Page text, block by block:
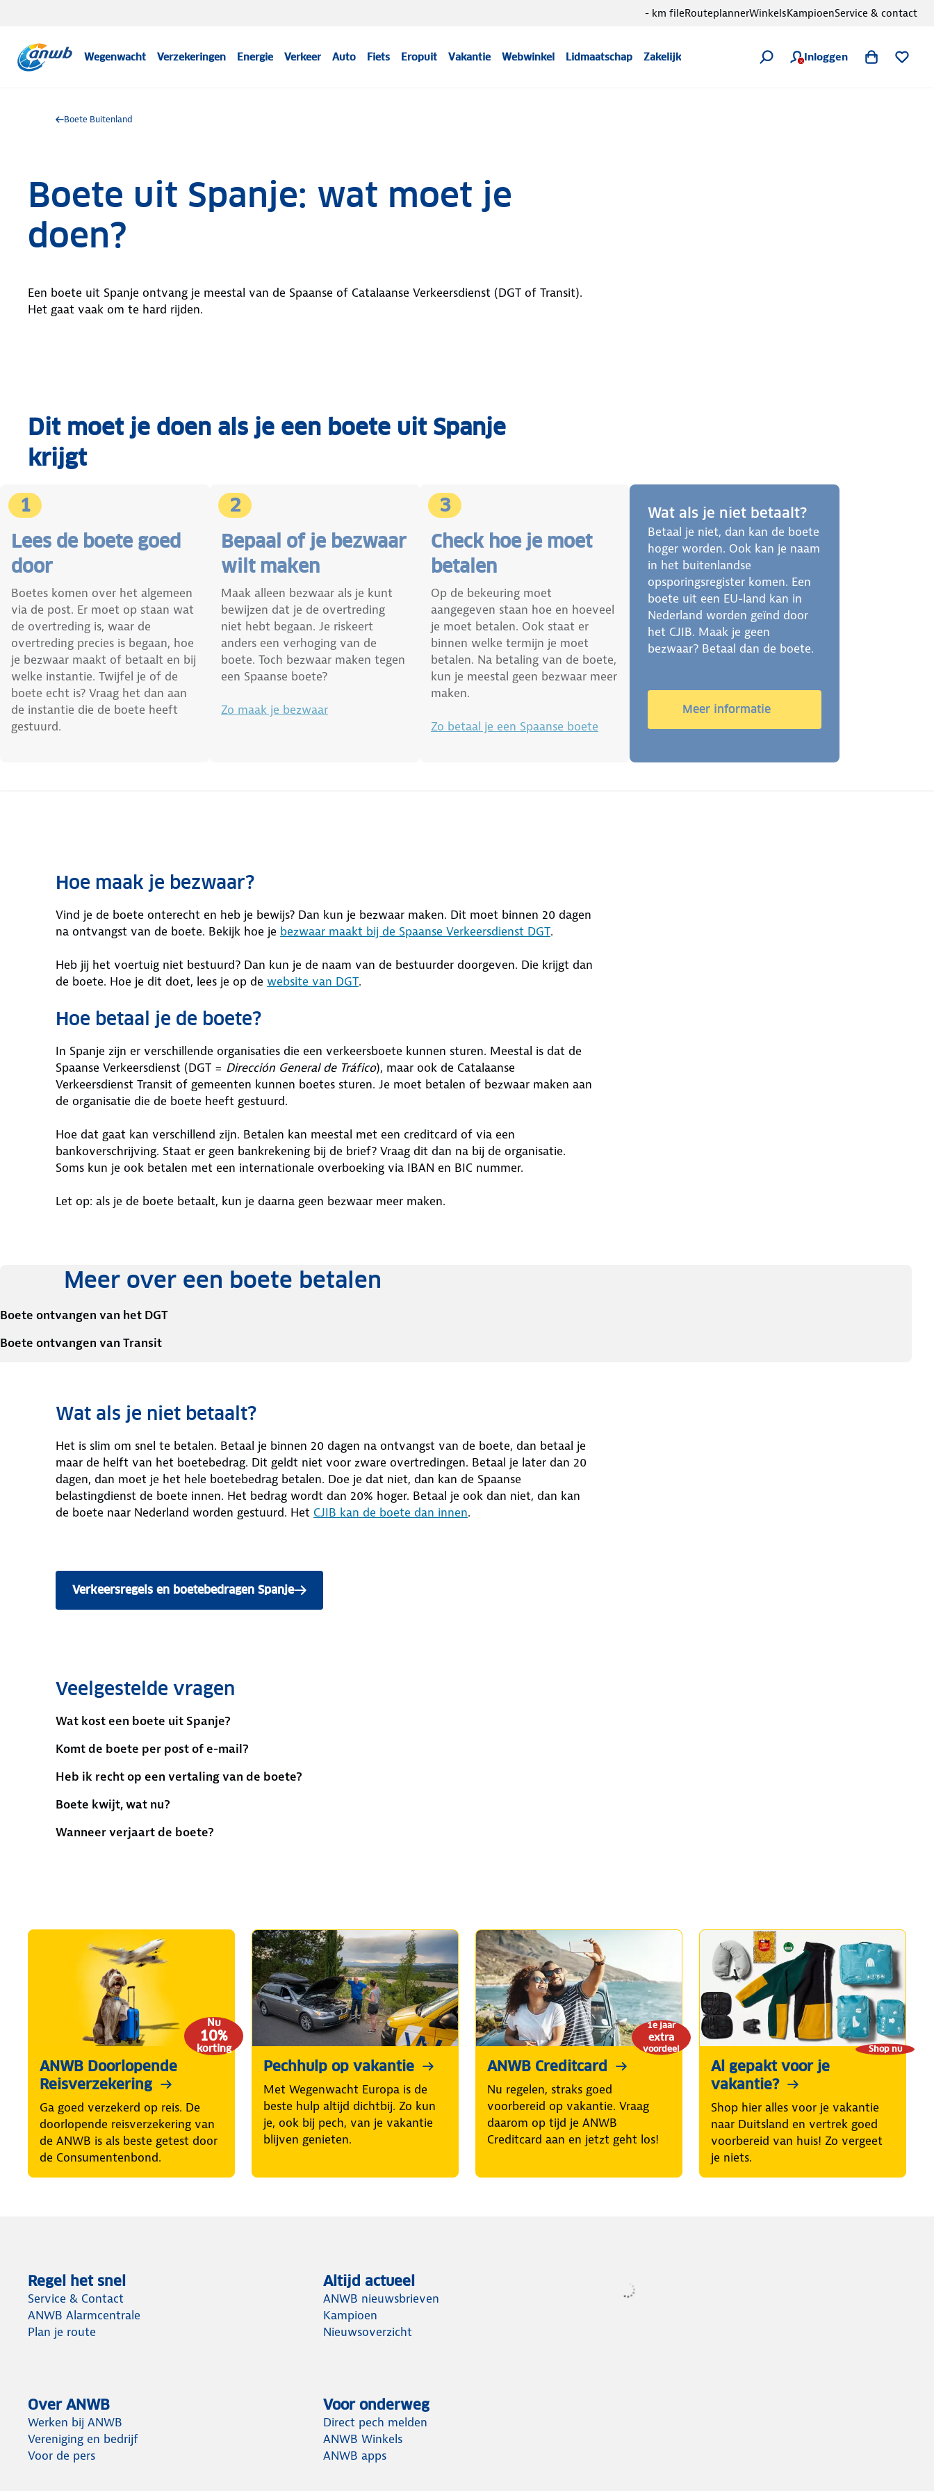
Wegenwacht Verzekeringen Energie Verkeer Auto Fiets Eropuit Vakantie Webwinkel Lidmaatschap Zakelijk Inloggen
- km fileRouteplannerWinkelsKampioenService & contact
Boete Buitenland
Boete uit Spanje: wat moet je
doen?
Een boete uit Spanje ontvang je meestal van de Spaanse of Catalaanse Verkeersdienst (DGT of Transit).
Het gaat vaak om te hard rijden.
Dit moet je doen als je een boete uit Spanje
krijgt
1
Lees de boete goed
door
Boetes komen over het algemeen
via de post. Er moet op staan wat
de overtreding is, waar de
overtreding precies is begaan, hoe
je bezwaar maakt of betaalt en bij
welke instantie. Twijfel je of de
boete echt is? Vraag het dan aan
de instantie die de boete heeft
gestuurd.
2
Bepaal of je bezwaar
wilt maken
Maak alleen bezwaar als je kunt
bewijzen dat je de overtreding
niet hebt begaan. Je riskeert
anders een verhoging van de
boete. Toch bezwaar maken tegen
een Spaanse boete?
Zo maak je bezwaar
3
Check hoe je moet
betalen
Op de bekeuring moet
aangegeven staan hoe en hoeveel
je moet betalen. Ook staat er
binnen welke termijn je moet
betalen. Na betaling van de boete,
kun je meestal geen bezwaar meer
maken.
Zo betaal je een Spaanse boete
Wat als je niet betaalt?
Betaal je niet, dan kan de boete
hoger worden. Ook kan je naam
in het buitenlandse
opsporingsregister komen. Een
boete uit een EU-land kan in
Nederland worden geïnd door
het CJIB. Maak je geen
bezwaar? Betaal dan de boete.
Meer informatie
Hoe maak je bezwaar?
Vind je de boete onterecht en heb je bewijs? Dan kun je bezwaar maken. Dit moet binnen 20 dagen
na ontvangst van de boete. Bekijk hoe je bezwaar maakt bij de Spaanse Verkeersdienst DGT.
Heb jij het voertuig niet bestuurd? Dan kun je de naam van de bestuurder doorgeven. Die krijgt dan
de boete. Hoe je dit doet, lees je op de website van DGT.
Hoe betaal je de boete?
In Spanje zijn er verschillende organisaties die een verkeersboete kunnen sturen. Meestal is dat de
Spaanse Verkeersdienst (DGT = Dirección General de Tráfico), maar ook de Catalaanse
Verkeersdienst Transit of gemeenten kunnen boetes sturen. Je moet betalen of bezwaar maken aan
de organisatie die de boete heeft gestuurd.
Hoe dat gaat kan verschillend zijn. Betalen kan meestal met een creditcard of via een
bankoverschrijving. Staat er geen bankrekening bij de brief? Vraag dit dan na bij de organisatie.
Soms kun je ook betalen met een internationale overboeking via IBAN en BIC nummer.
Let op: als je de boete betaalt, kun je daarna geen bezwaar meer maken.
Meer over een boete betalen
Boete ontvangen van het DGT
Boete ontvangen van Transit
Wat als je niet betaalt?
Het is slim om snel te betalen. Betaal je binnen 20 dagen na ontvangst van de boete, dan betaal je
maar de helft van het boetebedrag. Dit geldt niet voor zware overtredingen. Betaal je later dan 20
dagen, dan moet je het hele boetebedrag betalen. Doe je dat niet, dan kan de Spaanse
belastingdienst de boete innen. Het bedrag wordt dan 20% hoger. Betaal je ook dan niet, dan kan
de boete naar Nederland worden gestuurd. Het CJIB kan de boete dan innen.
Verkeersregels en boetebedragen Spanje
Veelgestelde vragen
Wat kost een boete uit Spanje?
Komt de boete per post of e-mail?
Heb ik recht op een vertaling van de boete?
Boete kwijt, wat nu?
Wanneer verjaart de boete?
Nu
10%
korting
ANWB Doorlopende
Reisverzekering
Ga goed verzekerd op reis. De
doorlopende reisverzekering van
de ANWB is als beste getest door
de Consumentenbond.
Pechhulp op vakantie
Met Wegenwacht Europa is de
beste hulp altijd dichtbij. Zo kun
je, ook bij pech, van je vakantie
blijven genieten.
1e jaar
extra
voordeel
ANWB Creditcard
Nu regelen, straks goed
voorbereid op vakantie. Vraag
daarom op tijd je ANWB
Creditcard aan en jetzt geht los!
Shop nu
Al gepakt voor je
vakantie?
Shop hier alles voor je vakantie
naar Duitsland en vertrek goed
voorbereid van huis! Zo vergeet
je niets.
Regel het snel
Service & Contact
ANWB Alarmcentrale
Plan je route
Altijd actueel
ANWB nieuwsbrieven
Kampioen
Nieuwsoverzicht
Over ANWB
Werken bij ANWB
Vereniging en bedrijf
Voor de pers
Voor onderweg
Direct pech melden
ANWB Winkels
ANWB apps